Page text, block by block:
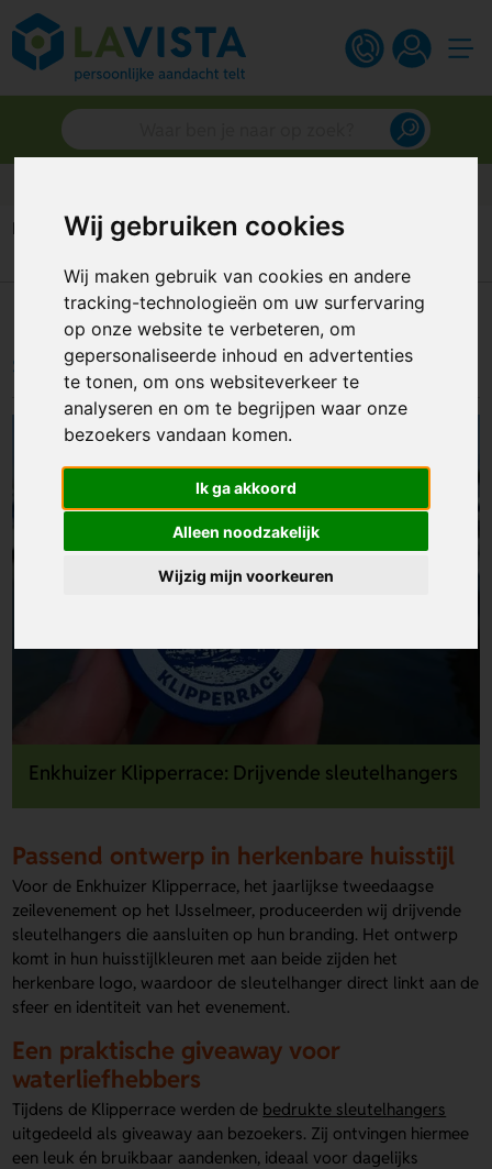
Wij gebruiken cookies
Wij maken gebruik van cookies en andere
tracking-technologieën om uw surfervaring
op onze website te verbeteren, om
gepersonaliseerde inhoud en advertenties
te tonen, om ons websiteverkeer te
analyseren en om te begrijpen waar onze
bezoekers vandaan komen.
Ik ga akkoord
Alleen noodzakelijk
Wijzig mijn voorkeuren
Home
Portfolio
Enkhuizer Klipperrace: Drijvende
sleutelhangers
Enkhuizer Klipperrace: Drijvende sleutelhangers
Passend ontwerp in herkenbare huisstijl
Voor de Enkhuizer Klipperrace, het jaarlijkse tweedaagse
zeilevenement op het IJsselmeer, produceerden wij drijvende
sleutelhangers die aansluiten op hun branding. Het ontwerp
komt in hun huisstijlkleuren met aan beide zijden het
herkenbare logo, waardoor de sleutelhanger direct linkt aan de
sfeer en identiteit van het evenement.
Een praktische giveaway voor
waterliefhebbers
Tijdens de Klipperrace werden de bedrukte sleutelhangers
uitgedeeld als giveaway aan bezoekers. Zij ontvingen hiermee
een leuk én bruikbaar aandenken, ideaal voor dagelijks